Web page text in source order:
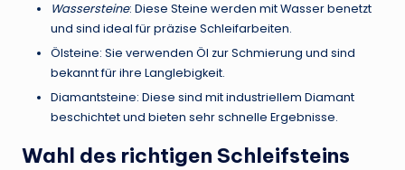
Wassersteine: Diese Steine werden mit Wasser benetzt
und sind ideal für präzise Schleifarbeiten.
Ölsteine: Sie verwenden Öl zur Schmierung und sind
bekannt für ihre Langlebigkeit.
Diamantsteine: Diese sind mit industriellem Diamant
beschichtet und bieten sehr schnelle Ergebnisse.
Wahl des richtigen Schleifsteins